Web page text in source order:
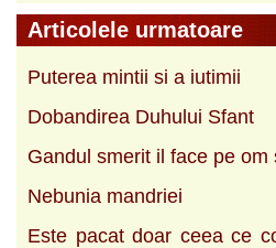
Articolele urmatoare
Puterea mintii si a iutimii
Dobandirea Duhului Sfant
Gandul smerit il face pe om
Nebunia mandriei
Este pacat doar ceea ce